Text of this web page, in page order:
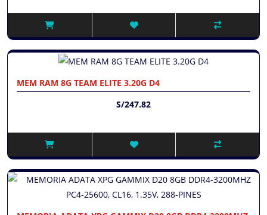
MEM RAM 8G TEAM ELITE 3.20G D4
S/247.82